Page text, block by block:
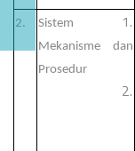
2.
Sistem
Mekanisme dan
Prosedur